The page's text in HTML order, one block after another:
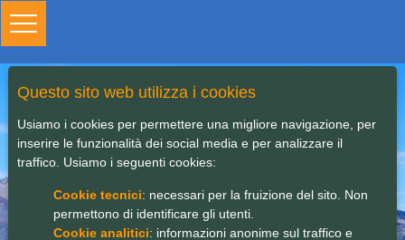
Toggle
Bando PSL chiuso
Questo sito web utilizza i cookies
Usiamo i cookies per permettere una migliore navigazione, per
inserire le funzionalità dei social media e per analizzare il
traffico. Usiamo i seguenti cookies:
Cookie tecnici: necessari per la fruizione del sito. Non
permettono di identificare gli utenti.
Cookie analitici: informazioni anonime sul traffico e